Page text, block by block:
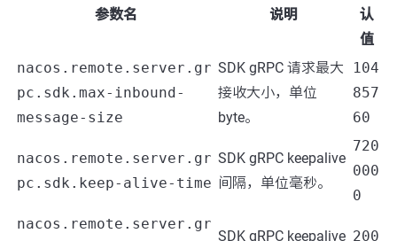
参数名 说明
认
值
nacos.remote.server.gr
pc.sdk.max-inbound-
message-size
SDK gRPC 请求最大
接收大小，单位
byte。
104
857
60
nacos.remote.server.gr
pc.sdk.keep-alive-time
SDK gRPC keepalive
间隔，单位毫秒。
720
000
0
nacos.remote.server.gr
SDK gRPC keepalive 200